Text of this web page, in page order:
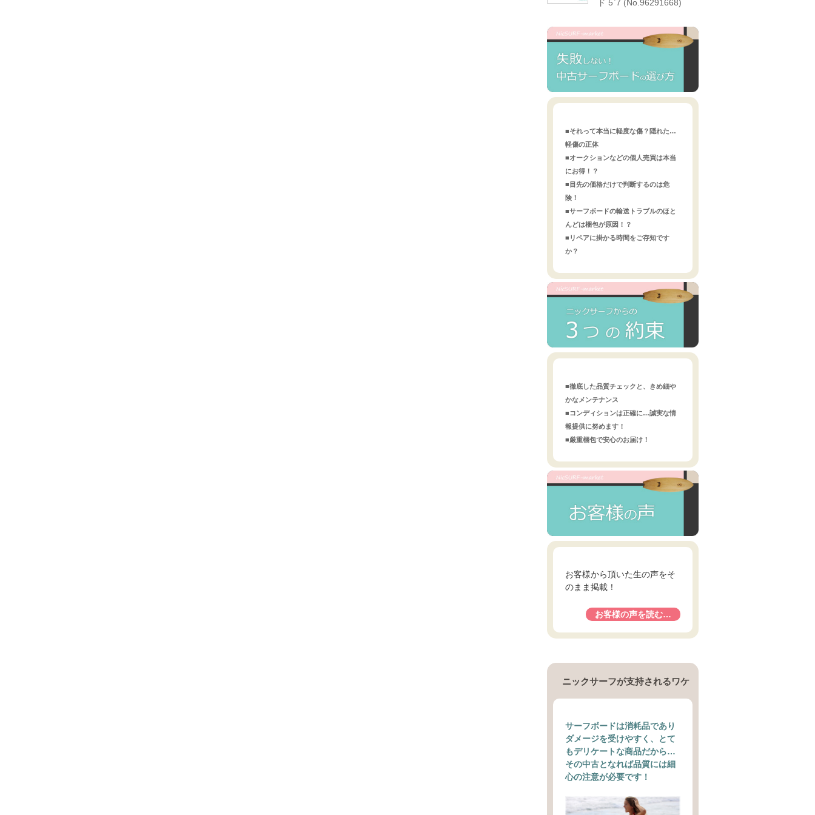
ド 5`7 (No.96291668)
■それって本当に軽度な傷？隠れた…
軽傷の正体
■オークションなどの個人売買は本当
にお得！？
■目先の価格だけで判断するのは危
険！
■サーフボードの輸送トラブルのほと
んどは梱包が原因！？
■リペアに掛かる時間をご存知です
か？
■徹底した品質チェックと、きめ細や
かなメンテナンス
■コンディションは正確に…誠実な情
報提供に努めます！
■厳重梱包で安心のお届け！
お客様から頂いた生の声をそ
のまま掲載！
お客様の声を読む…
ニックサーフが支持されるワケ
サーフボードは消耗品であり
ダメージを受けやすく、とて
もデリケートな商品だから…
その中古となれば品質には細
心の注意が必要です！